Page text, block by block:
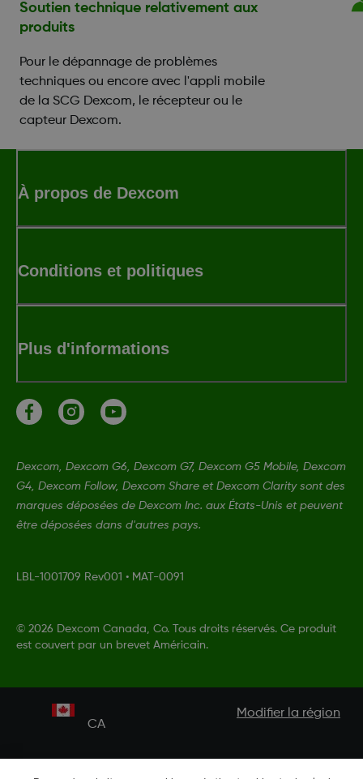
Soutien technique relativement aux
produits
Pour le dépannage de problèmes
techniques ou encore avec l'appli mobile
de la SCG Dexcom, le récepteur ou le
capteur Dexcom.
À propos de Dexcom
Conditions et politiques
Plus d'informations
Dexcom, Dexcom G6, Dexcom G7, Dexcom G5 Mobile, Dexcom
G4, Dexcom Follow, Dexcom Share et Dexcom Clarity sont des
marques déposées de Dexcom Inc. aux États-Unis et peuvent
être déposées dans d'autres pays.
LBL-1001709 Rev001 • MAT-0091
© 2026 Dexcom Canada, Co. Tous droits réservés. Ce produit
est couvert par un brevet Américain.
CA
Modifier la région